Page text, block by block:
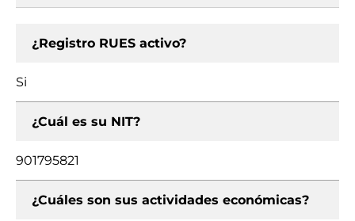
¿Registro RUES activo?
Si
¿Cuál es su NIT?
901795821
¿Cuáles son sus actividades económicas?